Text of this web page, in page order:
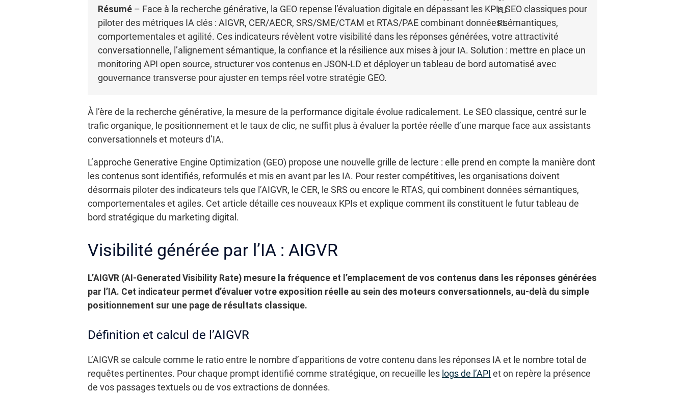
Résumé – Face à la recherche générative, la GEO repense l’évaluation digitale en dépassant les KPIs SEO classiques pour
piloter des métriques IA clés : AIGVR, CER/AECR, SRS/SME/CTAM et RTAS/PAE combinant données sémantiques,
comportementales et agilité. Ces indicateurs révèlent votre visibilité dans les réponses générées, votre attractivité
conversationnelle, l’alignement sémantique, la confiance et la résilience aux mises à jour IA. Solution : mettre en place un
monitoring API open source, structurer vos contenus en JSON-LD et déployer un tableau de bord automatisé avec
gouvernance transverse pour ajuster en temps réel votre stratégie GEO.
À l’ère de la recherche générative, la mesure de la performance digitale évolue radicalement. Le SEO classique, centré sur le
trafic organique, le positionnement et le taux de clic, ne suffit plus à évaluer la portée réelle d’une marque face aux assistants
conversationnels et moteurs d’IA.
L’approche Generative Engine Optimization (GEO) propose une nouvelle grille de lecture : elle prend en compte la manière dont
les contenus sont identifiés, reformulés et mis en avant par les IA. Pour rester compétitives, les organisations doivent
désormais piloter des indicateurs tels que l’AIGVR, le CER, le SRS ou encore le RTAS, qui combinent données sémantiques,
comportementales et agiles. Cet article détaille ces nouveaux KPIs et explique comment ils constituent le futur tableau de
bord stratégique du marketing digital.
Visibilité générée par l’IA : AIGVR
L’AIGVR (AI-Generated Visibility Rate) mesure la fréquence et l’emplacement de vos contenus dans les réponses générées
par l’IA. Cet indicateur permet d’évaluer votre exposition réelle au sein des moteurs conversationnels, au-delà du simple
positionnement sur une page de résultats classique.
Définition et calcul de l’AIGVR
L’AIGVR se calcule comme le ratio entre le nombre d’apparitions de votre contenu dans les réponses IA et le nombre total de
requêtes pertinentes. Pour chaque prompt identifié comme stratégique, on recueille les logs de l’API et on repère la présence
de vos passages textuels ou de vos extractions de données.